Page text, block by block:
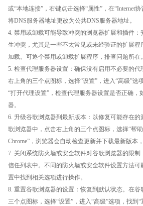
或“本地连接”，右键点击选择“属性”，在“Internet协
将DNS服务器地址更改为公共DNS服务器地址。
4. 禁用或卸载可能导致冲突的浏览器扩展和插件
生冲突，尤其是一些不太常见或未经验证的扩展程
加载。可逐个禁用或卸载扩展程序，排查问题所在。
5. 检查代理服务器设置：确保没有启用不必要的
右上角的三个点图标，选择“设置”，进入“高级”选
“打开代理设置”，检查代理服务器设置是否正确，
器。
6. 升级谷歌浏览器到最新版本：以修复可能存在
歌浏览器中，点击右上角的三个点图标，选择“帮
Chrome”，浏览器会自动检查更新并下载最新版本
7. 关闭系统防火墙或安全软件对谷歌浏览器的限制
信任列表中。不同的防火墙或安全软件设置方法
置中找到相关选项进行操作。
8. 重置谷歌浏览器的设置：恢复到默认状态。在
三个点图标，选择“设置”，进入“高级”选项，找到